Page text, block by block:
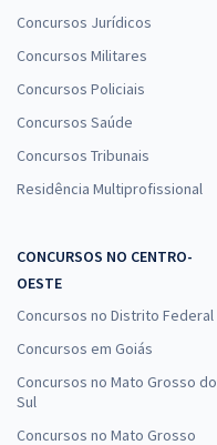
Concursos Jurídicos
Concursos Militares
Concursos Policiais
Concursos Saúde
Concursos Tribunais
Residência Multiprofissional
CONCURSOS NO CENTRO-
OESTE
Concursos no Distrito Federal
Concursos em Goiás
Concursos no Mato Grosso do
Sul
Concursos no Mato Grosso